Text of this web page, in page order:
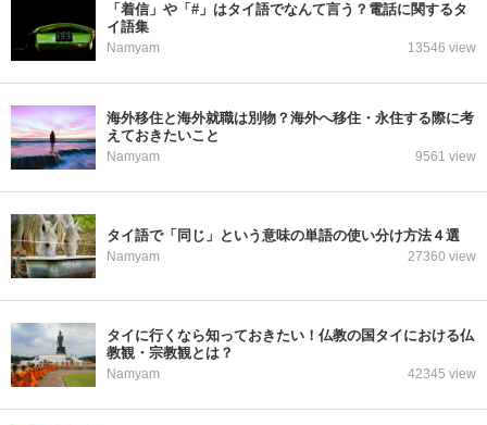
「着信」や「#」はタイ語でなんて言う？電話に関するタ
イ語集
Namyam 13546 view
海外移住と海外就職は別物？海外へ移住・永住する際に考
えておきたいこと
Namyam 9561 view
タイ語で「同じ」という意味の単語の使い分け方法４選
Namyam 27360 view
タイに行くなら知っておきたい！仏教の国タイにおける仏
教観・宗教観とは？
Namyam 42345 view